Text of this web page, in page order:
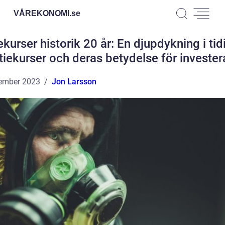
VÅREKONOMI.se
historik 20 år: En djupdykning i
och deras betydelse för
2023 Jon Larsson